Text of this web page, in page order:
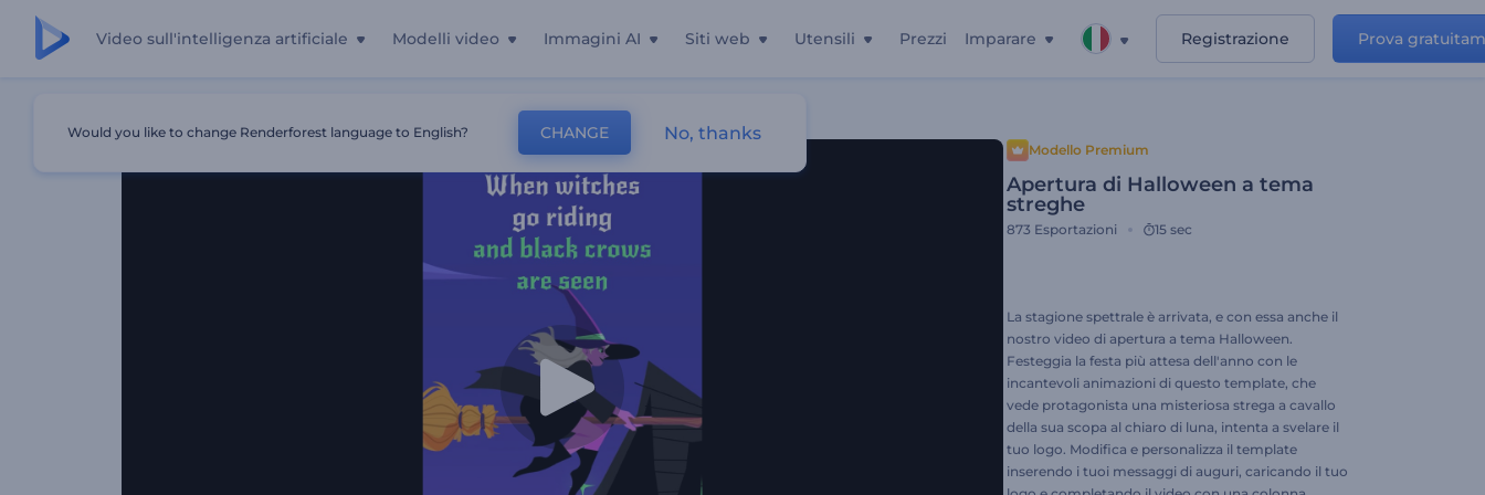
Video sull'intelligenza artificiale Modelli video Immagini AI Siti web Utensili Prezzi Imparare Registrazione Prova
Modello Premium
Apertura di Halloween a tema
streghe
873 Esportazioni 15 sec
La stagione spettrale è arrivata, e con essa anche il
nostro video di apertura a tema Halloween.
Festeggia la festa più attesa dell'anno con le
incantevoli animazioni di questo template, che
vede protagonista una misteriosa strega a cavallo
della sua scopa al chiaro di luna, intenta a svelare il
tuo logo. Modifica e personalizza il template
inserendo i tuoi messaggi di auguri, caricando il tuo
Would you like to change Renderforest language to English? CHANGE No, thanks